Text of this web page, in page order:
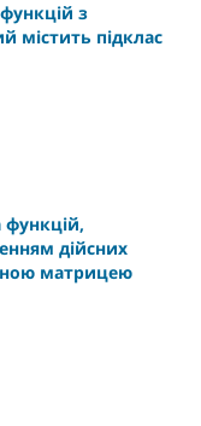
з
містить підклас
функцій,
дійсних
матрицею